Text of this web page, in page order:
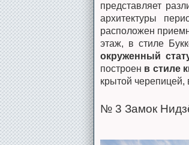
представляет
архитектуры
расположен
этаж, в стиле
окруженный
построен в стиле
крытой черепицей,
№ 3 Замок